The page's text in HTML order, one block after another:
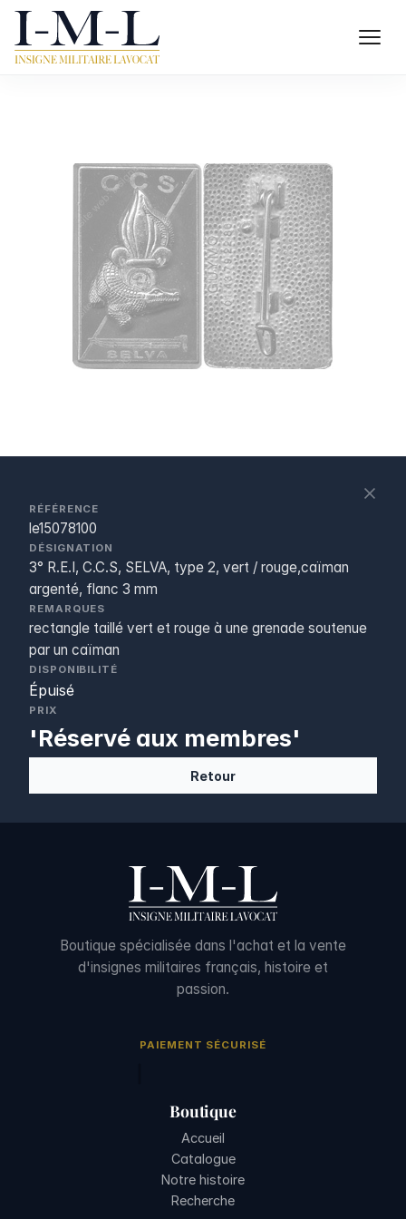
RÉFÉRENCE
le15078100
DÉSIGNATION
3° R.E.I, C.C.S, SELVA, type 2, vert / rouge,caïman
argenté, flanc 3 mm
REMARQUES
rectangle taillé vert et rouge à une grenade soutenue
par un caïman
DISPONIBILITÉ
Épuisé
PRIX
'Réservé aux membres'
Retour
Boutique spécialisée dans l'achat et la vente
d'insignes militaires français, histoire et
passion.
PAIEMENT SÉCURISÉ
Boutique
Accueil
Catalogue
Notre histoire
Recherche